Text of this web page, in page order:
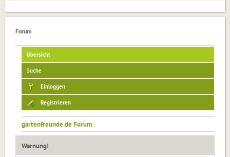
Forum
Übersicht
Suche
Einloggen
Registrieren
gartenfreunde.de Forum
Warnung!